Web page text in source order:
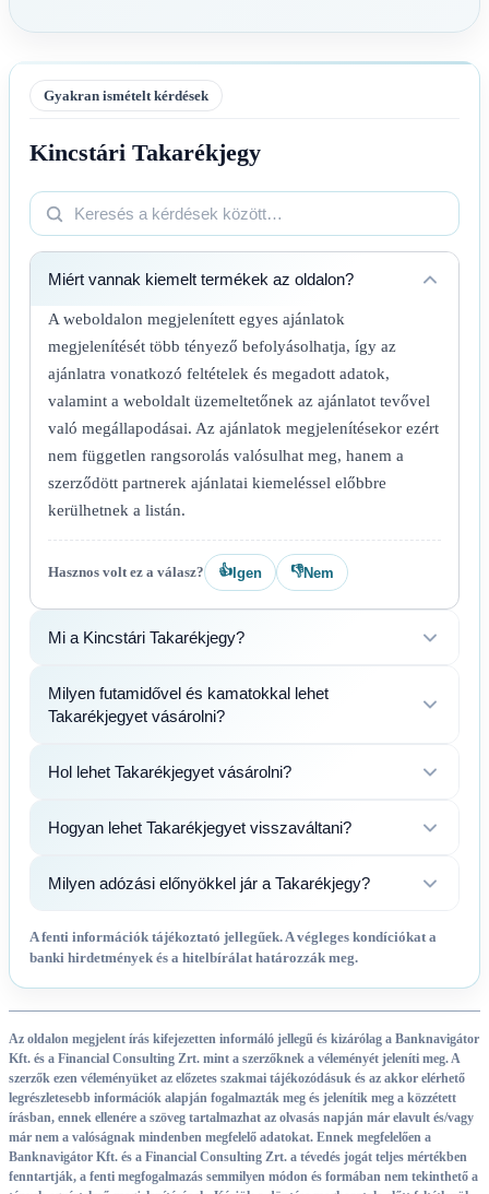
Gyakran ismételt kérdések
Kincstári Takarékjegy
Miért vannak kiemelt termékek az oldalon?
A weboldalon megjelenített egyes ajánlatok
megjelenítését több tényező befolyásolhatja, így az
ajánlatra vonatkozó feltételek és megadott adatok,
valamint a weboldalt üzemeltetőnek az ajánlatot tevővel
való megállapodásai. Az ajánlatok megjelenítésekor ezért
nem független rangsorolás valósulhat meg, hanem a
szerződött partnerek ajánlatai kiemeléssel előbbre
kerülhetnek a listán.
Hasznos volt ez a válasz? 👍Igen 👎Nem
Mi a Kincstári Takarékjegy?
Milyen futamidővel és kamatokkal lehet
Takarékjegyet vásárolni?
Hol lehet Takarékjegyet vásárolni?
Hogyan lehet Takarékjegyet visszaváltani?
Milyen adózási előnyökkel jár a Takarékjegy?
A fenti információk tájékoztató jellegűek. A végleges kondíciókat a
banki hirdetmények és a hitelbírálat határozzák meg.
Az oldalon megjelent írás kifejezetten informáló jellegű és kizárólag a Banknavigátor
Kft. és a Financial Consulting Zrt. mint a szerzőknek a véleményét jeleníti meg. A
szerzők ezen véleményüket az előzetes szakmai tájékozódásuk és az akkor elérhető
legrészletesebb információk alapján fogalmazták meg és jelenítik meg a közzétett
írásban, ennek ellenére a szöveg tartalmazhat az olvasás napján már elavult és/vagy
már nem a valóságnak mindenben megfelelő adatokat. Ennek megfelelően a
Banknavigátor Kft. és a Financial Consulting Zrt. a tévedés jogát teljes mértékben
fenntartják, a fenti megfogalmazás semmilyen módon és formában nem tekinthető a